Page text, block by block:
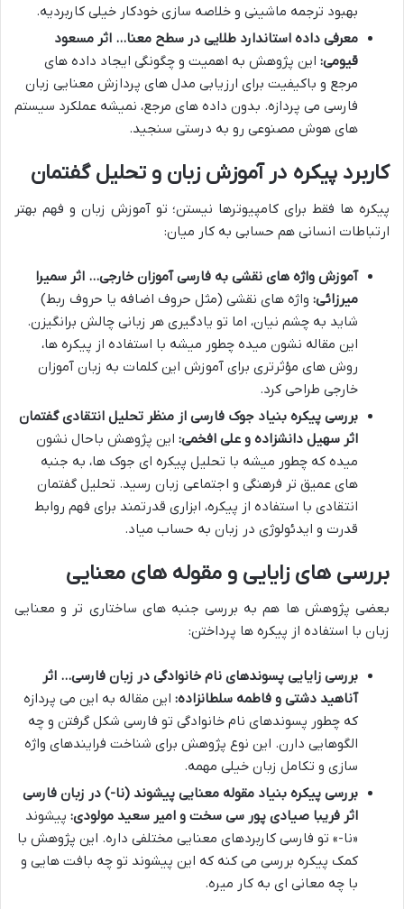
بهبود ترجمه ماشینی و خلاصه سازی خودکار خیلی کاربردیه.
معرفی داده استاندارد طلایی در سطح معنا… اثر مسعود
قیومی: این پژوهش به اهمیت و چگونگی ایجاد داده های
مرجع و باکیفیت برای ارزیابی مدل های پردازش معنایی زبان
فارسی می پردازه. بدون داده های مرجع، نمیشه عملکرد سیستم
های هوش مصنوعی رو به درستی سنجید.
کاربرد پیکره در آموزش زبان و تحلیل گفتمان
پیکره ها فقط برای کامپیوترها نیستن؛ تو آموزش زبان و فهم بهتر
ارتباطات انسانی هم حسابی به کار میان:
آموزش واژه های نقشی به فارسی آموزان خارجی… اثر سمیرا
میرزائی: واژه های نقشی (مثل حروف اضافه یا حروف ربط)
شاید به چشم نیان، اما تو یادگیری هر زبانی چالش برانگیزن.
این مقاله نشون میده چطور میشه با استفاده از پیکره ها،
روش های مؤثرتری برای آموزش این کلمات به زبان آموزان
خارجی طراحی کرد.
بررسی پیکره بنیاد جوک فارسی از منظر تحلیل انتقادی گفتمان
اثر سهیل دانشزاده و علی افخمی: این پژوهش باحال نشون
میده که چطور میشه با تحلیل پیکره ای جوک ها، به جنبه
های عمیق تر فرهنگی و اجتماعی زبان رسید. تحلیل گفتمان
انتقادی با استفاده از پیکره، ابزاری قدرتمند برای فهم روابط
قدرت و ایدئولوژی در زبان به حساب میاد.
بررسی های زایایی و مقوله های معنایی
بعضی پژوهش ها هم به بررسی جنبه های ساختاری تر و معنایی
زبان با استفاده از پیکره ها پرداختن:
بررسی زایایی پسوندهای نام خانوادگی در زبان فارسی… اثر
آناهید دشتی و فاطمه سلطانزاده: این مقاله به این می پردازه
که چطور پسوندهای نام خانوادگی تو فارسی شکل گرفتن و چه
الگوهایی دارن. این نوع پژوهش برای شناخت فرایندهای واژه
سازی و تکامل زبان خیلی مهمه.
بررسی پیکره بنیاد مقوله معنایی پیشوند (نا-) در زبان فارسی
اثر فریبا صیادی پور سی سخت و امیر سعید مولودی: پیشوند
«نا-» تو فارسی کاربردهای معنایی مختلفی داره. این پژوهش با
کمک پیکره بررسی می کنه که این پیشوند تو چه بافت هایی و
با چه معانی ای به کار میره.